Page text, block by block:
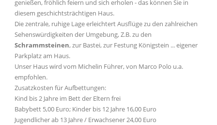
genießen, fröhlich feiern und sich erholen - das können Sie in
diesem geschichtsträchtigen Haus.
Die zentrale, ruhige Lage erleichtert Ausflüge zu den zahlreichen
Sehenswürdigkeiten der Umgebung, Z.B. zu den
Schrammsteinen, zur Bastei, zur Festung Königstein ... eigener
Parkplatz am Haus.
Unser Haus wird vom Michelin Führer, von Marco Polo u.a.
empfohlen.
Zusatzkosten für Aufbettungen:
Kind bis 2 Jahre im Bett der Eltern frei
Babybett 5,00 Euro; Kinder bis 12 Jahre 16,00 Euro
Jugendlicher ab 13 Jahre / Erwachsener 24,00 Euro